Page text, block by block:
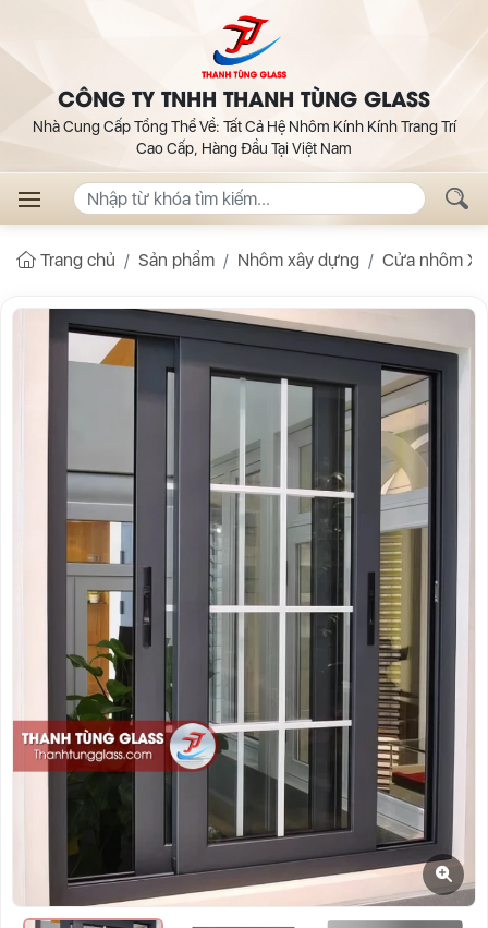
CÔNG TY TNHH THANH TÙNG GLASS
Nhà Cung Cấp Tổng Thể Về: Tất Cả Hệ Nhôm Kính Kính Trang Trí
Cao Cấp, Hàng Đầu Tại Việt Nam
Trang chủ Sản phẩm Nhôm xây dựng Cửa nhôm